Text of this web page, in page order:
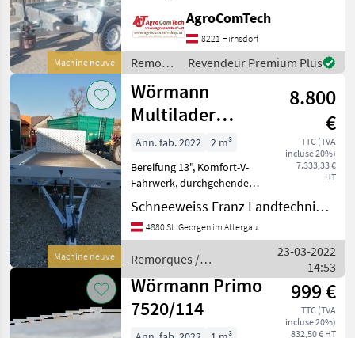
Machine neuve
Länge ca.: 2700 mm Breite
ca.: 1600 mm Höhe ca.: 350
mm Bereifung: 195 50 R13 C
Achsenanzahl:
AgroComTech
8221 Hirnsdorf
Remorques
/
Wörmann
Revendeur Premium Plus
Machine neuve
Wörmann
Multilader
3043/210
8.800
€
TTC (TVA
incluse 20%)
7.333,33 €
HT
Ann. fab. 2022
2 m³
Bereifung 13", Komfort-V-
Fahrwerk, durchgehende
wartungsfreie
Gewerbeachsen mit
verstärkten Langauflagen,
Einzelradfederung
progressiv gefedert mi
Schneeweiss Franz Landtechnik - Metallbau
4880 St. Georgen im Attergau
Remorques /
Wörmann
23-03-2022
14:53
Wörmann Primo
7520/114
999 €
TTC (TVA
incluse 20%)
832,50 € HT